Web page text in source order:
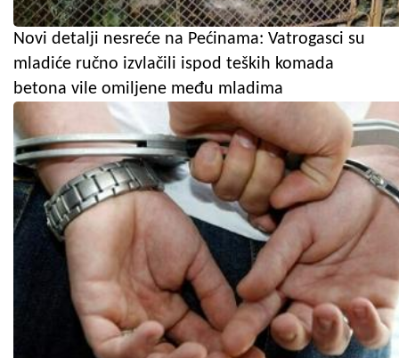
Novi detalji nesreće na Pećinama: Vatrogasci su
mladiće ručno izvlačili ispod teških komada
betona vile omiljene među mladima